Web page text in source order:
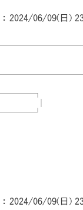
： 2024/06/09(日)
： 2024/06/09(日)